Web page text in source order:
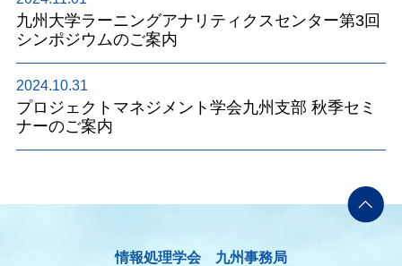
九州大学ラーニングアナリティクスセンター第3回
シンポジウムのご案内
2024.10.31
プロジェクトマネジメント学会九州支部 秋季セミ
ナーのご案内
情報処理学会 九州事務局